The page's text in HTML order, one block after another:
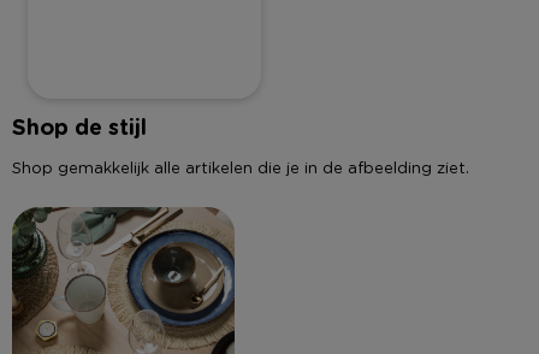
Shop de stijl
Shop gemakkelijk alle artikelen die je in de afbeelding ziet.